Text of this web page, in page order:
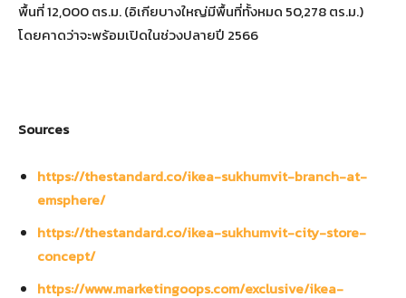
พื้นที่ 12,000 ตร.ม. (อิเกียบางใหญ่มีพื้นที่ทั้งหมด 50,278 ตร.ม.)
โดยคาดว่าจะพร้อมเปิดในช่วงปลายปี 2566
Sources
https://thestandard.co/ikea-sukhumvit-branch-at-
emsphere/
https://thestandard.co/ikea-sukhumvit-city-store-
concept/
https://www.marketingoops.com/exclusive/ikea-